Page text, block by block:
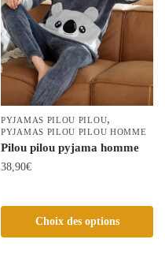
options
peuvent
être
choisies
sur
page
du
PYJAMAS PILOU PILOU,
PYJAMAS PILOU PILOU HOMME
Pilou pilou pyjama homme
38,90€
Choix des options
produit